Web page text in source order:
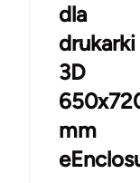
dla
drukarki
3D
mm